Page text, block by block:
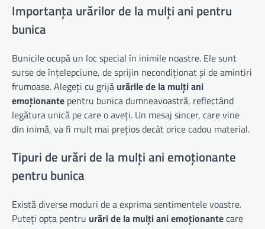
Importanța urărilor de la mulți ani pentru
bunica
Bunicile ocupă un loc special în inimile noastre. Ele sunt
surse de înțelepciune, de sprijin necondiționat și de amintiri
frumoase. Alegeți cu grijă urările de la mulți ani
emoționante pentru bunica dumneavoastră, reflectând
legătura unică pe care o aveți. Un mesaj sincer, care vine
din inimă, va fi mult mai prețios decât orice cadou material.
Tipuri de urări de la mulți ani emoționante
pentru bunica
Există diverse moduri de a exprima sentimentele voastre.
Puteți opta pentru urări de la mulți ani emoționantecare